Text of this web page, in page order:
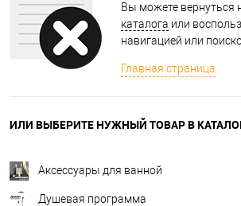
Вы можете вернуться
каталога или
навигацией или
Главная страница
ИЛИ ВЫБЕРИТЕ НУЖНЫЙ ТОВАР В
Аксессуары для ванной
Душевая программа